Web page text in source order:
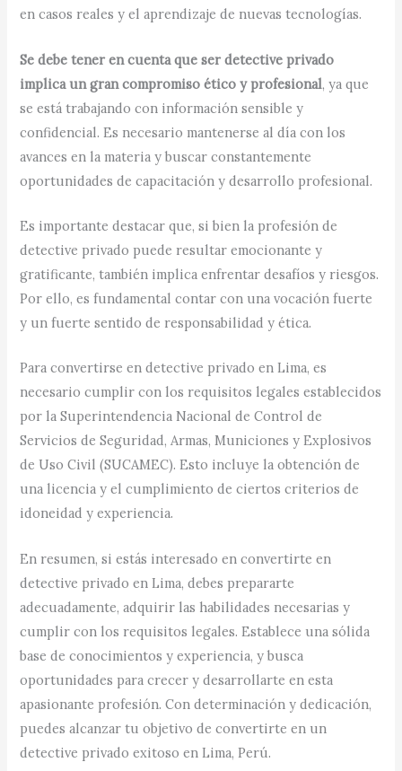
en casos reales y el aprendizaje de nuevas tecnologías.
Se debe tener en cuenta que ser detective privado
implica un gran compromiso ético y profesional, ya que
se está trabajando con información sensible y
confidencial. Es necesario mantenerse al día con los
avances en la materia y buscar constantemente
oportunidades de capacitación y desarrollo profesional.
Es importante destacar que, si bien la profesión de
detective privado puede resultar emocionante y
gratificante, también implica enfrentar desafíos y riesgos.
Por ello, es fundamental contar con una vocación fuerte
y un fuerte sentido de responsabilidad y ética.
Para convertirse en detective privado en Lima, es
necesario cumplir con los requisitos legales establecidos
por la Superintendencia Nacional de Control de
Servicios de Seguridad, Armas, Municiones y Explosivos
de Uso Civil (SUCAMEC). Esto incluye la obtención de
una licencia y el cumplimiento de ciertos criterios de
idoneidad y experiencia.
En resumen, si estás interesado en convertirte en
detective privado en Lima, debes prepararte
adecuadamente, adquirir las habilidades necesarias y
cumplir con los requisitos legales. Establece una sólida
base de conocimientos y experiencia, y busca
oportunidades para crecer y desarrollarte en esta
apasionante profesión. Con determinación y dedicación,
puedes alcanzar tu objetivo de convertirte en un
detective privado exitoso en Lima, Perú.